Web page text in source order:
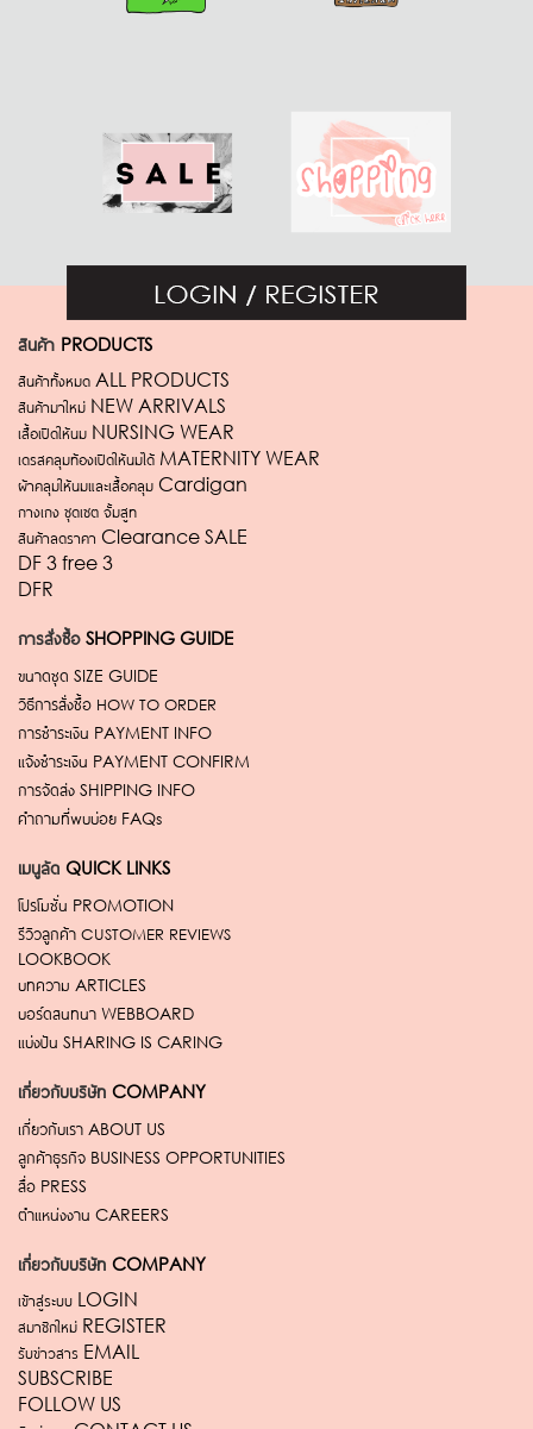
สินค้า PRODUCTS
สินค้าทั้งหมด ALL PRODUCTS
สินค้ามาใหม่ NEW ARRIVALS
เสื้อเปิดให้นม NURSING WEAR
เดรสคลุมท้องเปิดให้นมได้ MATERNITY WEAR
ผ้าคลุมให้นมและเสื้อคลุม Cardigan
กางเกง ชุดเซต จั้มสูท
สินค้าลดราคา Clearance SALE
DF 3 free 3
DFR
การสั่งซื้อ SHOPPING GUIDE
ขนาดชุด SIZE GUIDE
วิธีการสั่งซื้อ HOW TO ORDER
การชำระเงิน PAYMENT INFO
แจ้งชำระเงิน PAYMENT CONFIRM
การจัดส่ง SHIPPING INFO
คำถามที่พบบ่อย FAQs
เมนูลัด QUICK LINKS
โปรโมชั่น PROMOTION
รีวิวลูกค้า CUSTOMER REVIEWS
LOOKBOOK
บทความ ARTICLES
บอร์ดสนทนา WEBBOARD
แบ่งปัน SHARING IS CARING
เกี่ยวกับบริษัท COMPANY
เกี่ยวกับเรา ABOUT US
ลูกค้าธุรกิจ BUSINESS OPPORTUNITIES
สื่อ PRESS
ตำแหน่งงาน CAREERS
เกี่ยวกับบริษัท COMPANY
เข้าสู่ระบบ LOGIN
สมาชิกใหม่ REGISTER
รับข่าวสาร EMAIL
SUBSCRIBE
FOLLOW US